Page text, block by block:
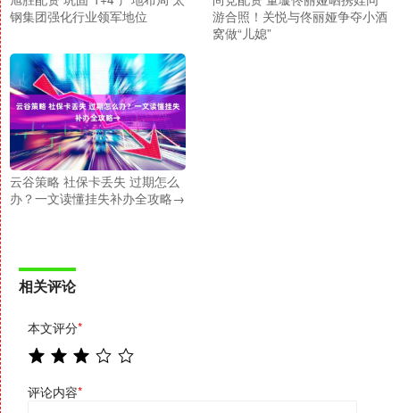
钢集团强化行业领军地位
游合照！关悦与佟丽娅争夺小酒
窝做“儿媳”
云谷策略 社保卡丢失 过期怎么
办？一文读懂挂失补办全攻略→
相关评论
本文评分*
评论内容*